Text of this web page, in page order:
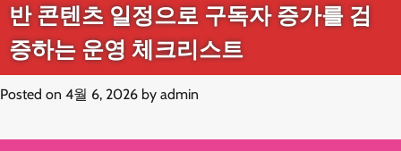
반 콘텐츠 일정으로 구독자 증가를 검
증하는 운영 체크리스트
Posted on 4월 6, 2026 by admin